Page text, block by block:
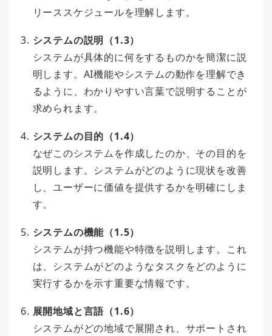
リーススケジュールを理解します。
システムの説明（1.3）
システムが具体的に何をするものかを簡潔に説
明します。AI機能やシステムの動作を理解でき
るように、わかりやすい言葉で説明することが
求められます。
システムの目的（1.4）
なぜこのシステムを作成したのか、その目的を
説明します。システムがどのように現状を改善
し、ユーザーに価値を提供するかを明確にしま
す。
システムの機能（1.5）
システムが持つ機能や特徴を説明します。これ
は、システムがどのようなタスクをどのように
実行するかを示す重要な情報です。
展開地域と言語（1.6）
システムがどの地域で展開され、サポートされ